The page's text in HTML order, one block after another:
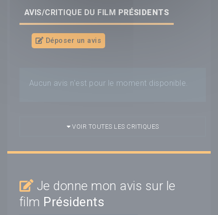
AVIS/CRITIQUE DU FILM PRÉSIDENTS
Déposer un avis
Aucun avis n'est pour le moment disponible.
VOIR TOUTES LES CRITIQUES
Je donne mon avis sur le
film Présidents